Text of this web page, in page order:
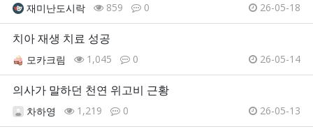
재미난도시락 859 0 26-05-18
치아 재생 치료 성공
모카크림 1,045 0 26-05-14
의사가 말하던 천연 위고비 근황
차하영 1,219 0 26-05-13